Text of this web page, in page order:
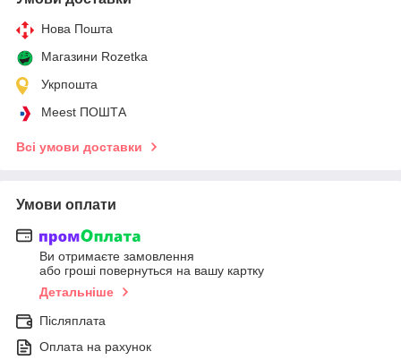
Нова Пошта
Магазини Rozetka
Укрпошта
Meest ПОШТА
Всі умови доставки
Умови оплати
Ви отримаєте замовлення
або гроші повернуться на вашу картку
Детальніше
Післяплата
Оплата на рахунок